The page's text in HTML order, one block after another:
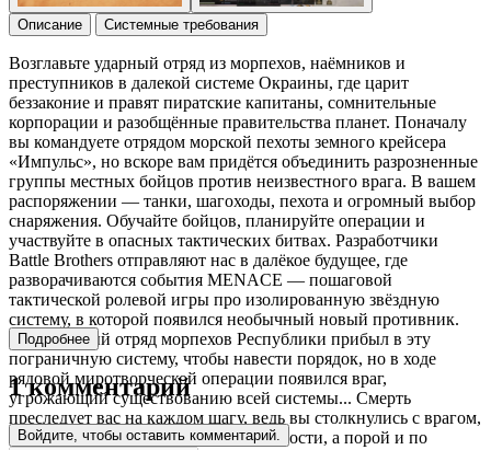
Описание Системные требования
Возглавьте ударный отряд из морпехов, наёмников и
преступников в далекой системе Окраины, где царит
беззаконие и правят пиратские капитаны, сомнительные
корпорации и разобщённые правительства планет. Поначалу
вы командуете отрядом морской пехоты земного крейсера
«Импульс», но вскоре вам придётся объединить разрозненные
группы местных бойцов против неизвестного врага. В вашем
распоряжении — танки, шагоходы, пехота и огромный выбор
снаряжения. Обучайте бойцов, планируйте операции и
участвуйте в опасных тактических битвах. Разработчики
Battle Brothers отправляют нас в далёкое будущее, где
разворачиваются события MENACE — пошаговой
тактической ролевой игры про изолированную звёздную
систему, в которой появился необычный новый противник.
Ваш ударный отряд морпехов Республики прибыл в эту
пограничную систему, чтобы навести порядок, но в ходе
рядовой миротворческой операции появился враг,
угрожающий существованию всей системы... Смерть
преследует вас на каждом шагу, ведь вы столкнулись с врагом,
который превосходит вас по численности, а порой и по
Подробнее
1 комментарий
Войдите, чтобы оставить комментарий.